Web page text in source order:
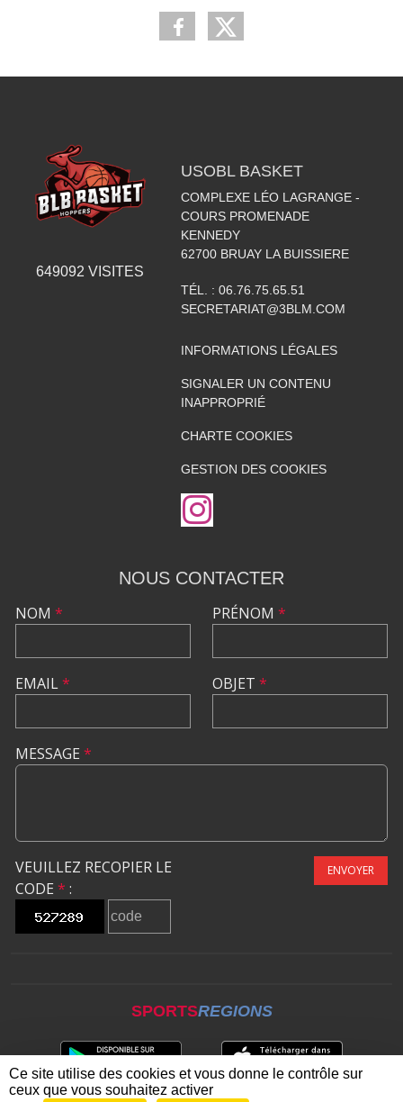
649092 VISITES
USOBL BASKET
COMPLEXE LÉO LAGRANGE -
COURS PROMENADE
KENNEDY
62700 BRUAY LA BUISSIERE
TÉL. : 06.76.75.65.51
SECRETARIAT@3BLM.COM
INFORMATIONS LÉGALES
SIGNALER UN CONTENU
INAPPROPRIÉ
CHARTE COOKIES
GESTION DES COOKIES
NOUS CONTACTER
NOM *
EMAIL*
PRÉNOM *
OBJET *
MESSAGE *
VEUILLEZ RECOPIER LE
CODE * :
ENVOYER
SPORTSREGIONS
Ce site utilise des cookies et vous donne le contrôle sur
ceux que vous souhaitez activer